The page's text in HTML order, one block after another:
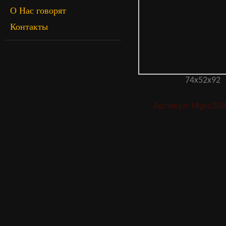
О Нас говорят
Контакты
74х52х92
Артикул: Mgrc203